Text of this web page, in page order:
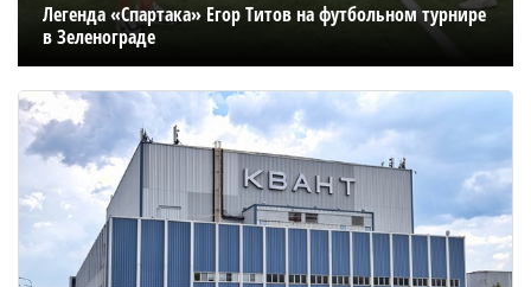
Легенда «Спартака» Егор Титов на футбольном турнире
в Зеленограде